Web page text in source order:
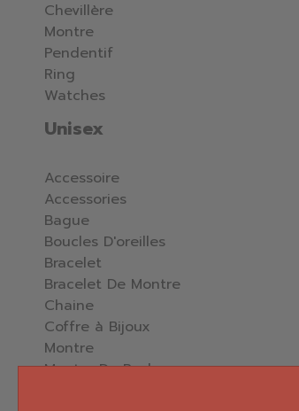
Chevillère
Montre
Pendentif
Ring
Watches
Unisex
Accessoire
Accessories
Bague
Boucles D'oreilles
Bracelet
Bracelet De Montre
Chaine
Coffre à Bijoux
Montre
Montre De Poche